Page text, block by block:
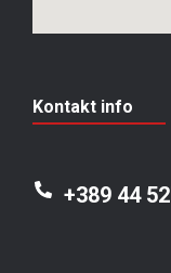
Kontakt info
+389 44